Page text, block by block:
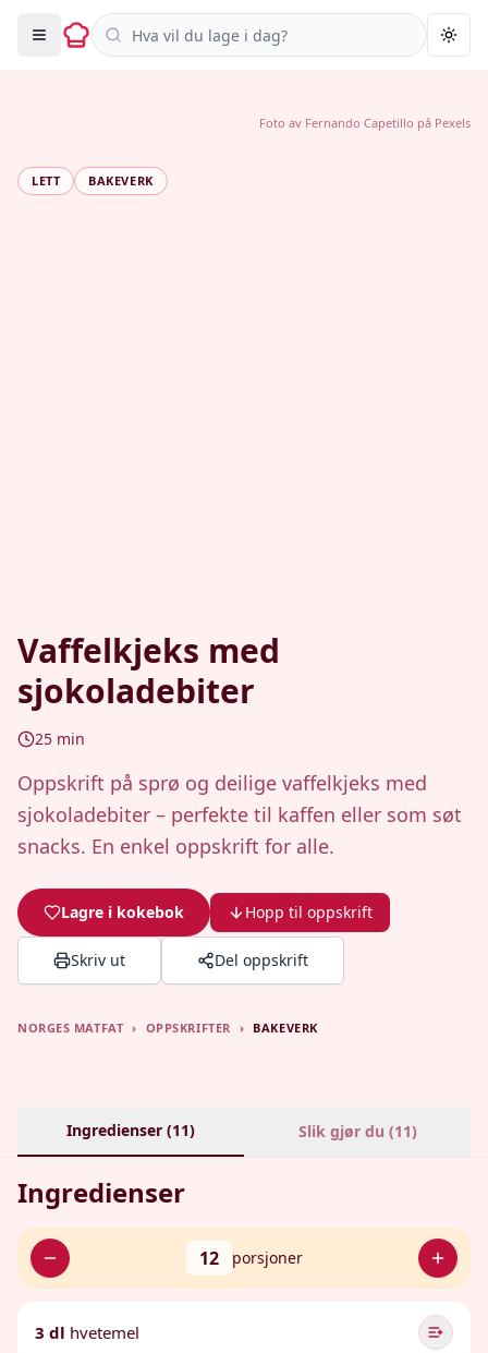
Søk i oppskrifter
LETT BAKEVERK
Vaffelkjeks med
sjokoladebiter
25 min
Oppskrift på sprø og deilige vaffelkjeks med
sjokoladebiter – perfekte til kaffen eller som søt
snacks. En enkel oppskrift for alle.
Lagre i kokebok Hopp til oppskrift
Skriv ut Del oppskrift
Foto av Fernando Capetillo på Pexels
NORGES MATFAT › OPPSKRIFTER › BAKEVERK
Ingredienser (11) Slik gjør du (11)
Ingredienser
12 porsjoner
3 dl hvetemel